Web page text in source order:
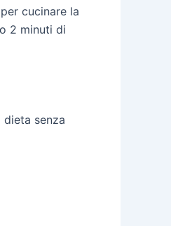
cucinare la
2 minuti di
senza